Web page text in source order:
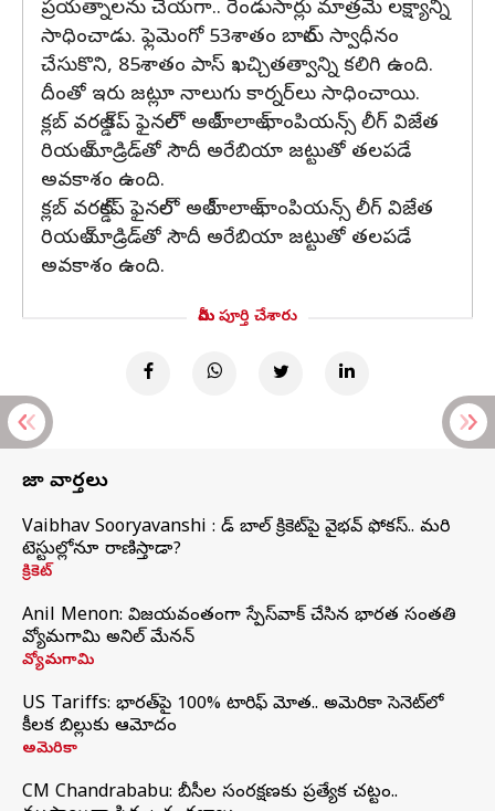
ప్రయత్నాలను చేయగా.. రెండుసార్లు మాత్రమే లక్ష్యాన్ని
సాధించాడు. ఫ్లెమెంగో 53శాతం బాల్‌ను స్వాధీనం
చేసుకొని, 85శాతం పాస్ ఖచ్చితత్వాన్ని కలిగి ఉంది.
దీంతో ఇరు జట్లూ నాలుగు కార్నర్‌లు సాధించాయి.
క్లబ్ వరల్డ్ కప్ ఫైనల్‌లో అల్ హిలాల్ ఛాంపియన్స్ లీగ్ విజేత
రియల్ మాడ్రిడ్‌తో సౌదీ అరేబియా జట్టుతో తలపడే
అవకాశం ఉంది.
క్లబ్ వరల్డ్‌కప్ ఫైనల్‌లో అల్ హిలాల్ ఛాంపియన్స్ లీగ్ విజేత
రియల్ మాడ్రిడ్‌తో సౌదీ అరేబియా జట్టుతో తలపడే
అవకాశం ఉంది.
మీరు పూర్తి చేశారు
తాజా వార్తలు
Vaibhav Sooryavanshi : రెడ్ బాల్ క్రికెట్‌పై వైభవ్ ఫోకస్.. మరి
టెస్టుల్లోనూ రాణిస్తాడా?
క్రికెట్
Anil Menon: విజయవంతంగా స్పేస్‌వాక్‌ చేసిన భారత సంతతి
వ్యోమగామి అనిల్‌ మేనన్
వ్యోమగామి
US Tariffs: భారత్‌పై 100% టారిఫ్‌ మోత.. అమెరికా సెనెట్‌లో
కీలక బిల్లుకు ఆమోదం
అమెరికా
CM Chandrababu: బీసీల సంరక్షణకు ప్రత్యేక చట్టం..